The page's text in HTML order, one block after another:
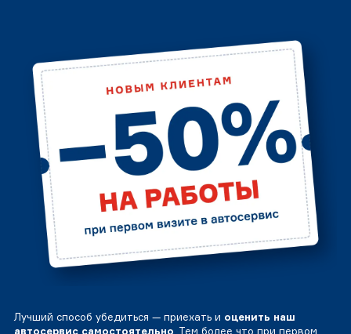
Лучший способ убедиться — приехать и оценить наш
автосервис самостоятельно . Тем более что при первом